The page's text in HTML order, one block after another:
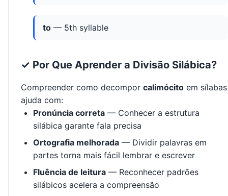
to — 5th syllable
✓ Por Que Aprender a Divisão Silábica?
Compreender como decompor calimócito em sílabas
ajuda com:
Pronúncia correta — Conhecer a estrutura
silábica garante fala precisa
Ortografia melhorada — Dividir palavras em
partes torna mais fácil lembrar e escrever
Fluência de leitura — Reconhecer padrões
silábicos acelera a compreensão